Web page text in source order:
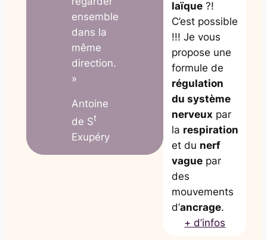
ensemble
dans la
même
direction.
»
Antoine
de St
Exupéry
laïque?!
C’est possible
!!! Je vous
propose une
formule de
régulation
du système
nerveux par
la respiration
et du nerf
vaguepar
des
mouvements
d’ancrage.
+ d’infos